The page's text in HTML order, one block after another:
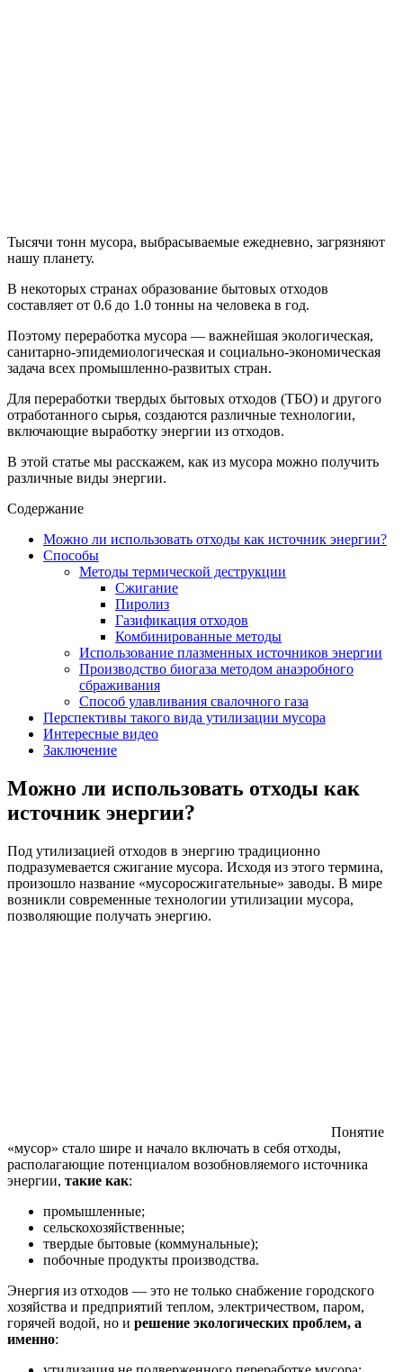
Тысячи тонн мусора, выбрасываемые ежедневно, загрязняют
нашу планету.
В некоторых странах образование бытовых отходов
составляет от 0.6 до 1.0 тонны на человека в год.
Поэтому переработка мусора — важнейшая экологическая,
санитарно-эпидемиологическая и социально-экономическая
задача всех промышленно-развитых стран.
Для переработки твердых бытовых отходов (ТБО) и другого
отработанного сырья, создаются различные технологии,
включающие выработку энергии из отходов.
В этой статье мы расскажем, как из мусора можно получить
различные виды энергии.
Содержание
Можно ли использовать отходы как источник энергии?
Способы
Методы термической деструкции
Сжигание
Пиролиз
Газификация отходов
Комбинированные методы
Использование плазменных источников энергии
Производство биогаза методом анаэробного
сбраживания
Способ улавливания свалочного газа
Перспективы такого вида утилизации мусора
Интересные видео
Заключение
Можно ли использовать отходы как
источник энергии?
Под утилизацией отходов в энергию традиционно
подразумевается сжигание мусора. Исходя из этого термина,
произошло название «мусоросжигательные» заводы. В мире
возникли современные технологии утилизации мусора,
позволяющие получать энергию.
Понятие
«мусор» стало шире и начало включать в себя отходы,
располагающие потенциалом возобновляемого источника
энергии, такие как:
промышленные;
сельскохозяйственные;
твердые бытовые (коммунальные);
побочные продукты производства.
Энергия из отходов — это не только снабжение городского
хозяйства и предприятий теплом, электричеством, паром,
горячей водой, но и решение экологических проблем, а
именно: